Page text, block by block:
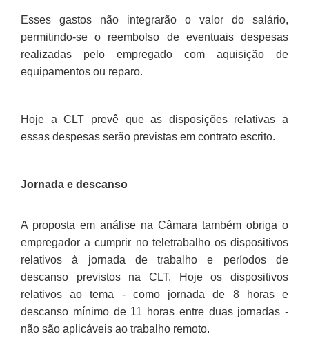
Esses gastos não integrarão o valor do salário,
permitindo-se o reembolso de eventuais despesas
realizadas pelo empregado com aquisição de
equipamentos ou reparo.
Hoje a CLT prevê que as disposições relativas a
essas despesas serão previstas em contrato escrito.
Jornada e descanso
A proposta em análise na Câmara também obriga o
empregador a cumprir no teletrabalho os dispositivos
relativos à jornada de trabalho e períodos de
descanso previstos na CLT. Hoje os dispositivos
relativos ao tema - como jornada de 8 horas e
descanso mínimo de 11 horas entre duas jornadas -
não são aplicáveis ao trabalho remoto.